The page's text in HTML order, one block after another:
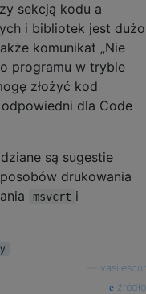
sekcją kodu a
i bibliotek jest dużo
komunikat „Nie
programu w trybie
złożyć kod
dla Code
są sugestie
drukowania
msvcrt i
vasilescur
źródło